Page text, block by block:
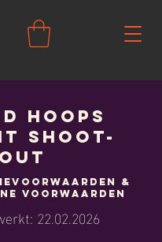
Hoops
SHOOT-
OUT
&
Voorwaarden
22.02.2026